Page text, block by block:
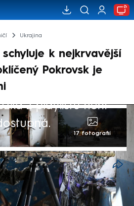
Ukrajina
k nejkrvavější
Pokrovsk je
z playlistu není
17 fotografií
na Donbase se pomalu,